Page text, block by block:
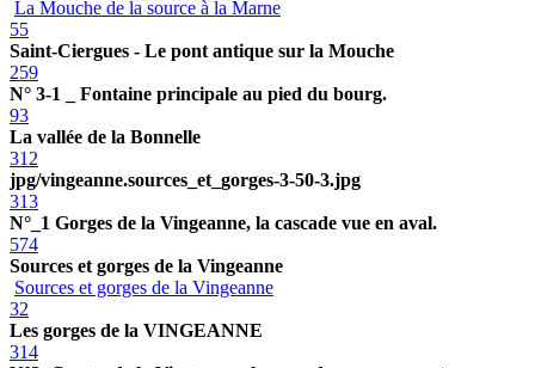
La Mouche de la source à la Marne
55
Saint-Ciergues - Le pont antique sur la Mouche
259
N° 3-1 _ Fontaine principale au pied du bourg.
93
La vallée de la Bonnelle
312
jpg/vingeanne.sources_et_gorges-3-50-3.jpg
313
N°_1 Gorges de la Vingeanne, la cascade vue en aval.
574
Sources et gorges de la Vingeanne
Sources et gorges de la Vingeanne
32
Les gorges de la VINGEANNE
314